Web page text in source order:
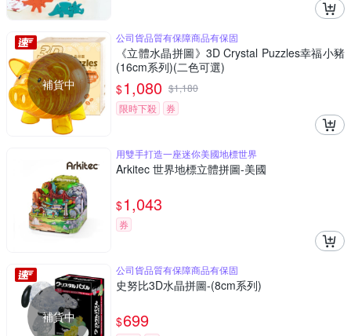
補貨中
公司貨品質有保障商品有保固
《立體水晶拼圖》3D Crystal Puzzles幸福小豬
(16cm系列)(二色可選)
$1,080 $1,180
限時下殺
券
用雙手打造一座迷你美國地標世界
Arkitec 世界地標立體拼圖-美國
$1,043
券
補貨中
公司貨品質有保障商品有保固
史努比3D水晶拼圖-(8cm系列)
$699